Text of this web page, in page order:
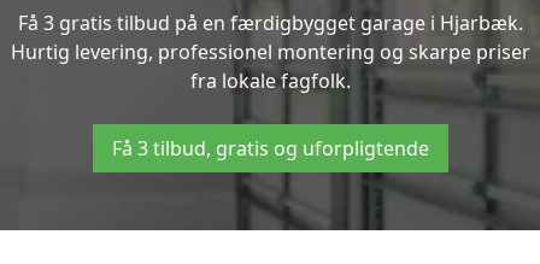
Få 3 gratis tilbud på en færdigbygget garage i Hjarbæk.
Hurtig levering, professionel montering og skarpe priser
fra lokale fagfolk.
Få 3 tilbud, gratis og uforpligtende